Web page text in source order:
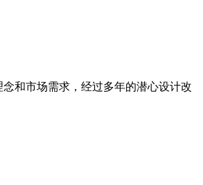
和市场需求，经过多年的潜心设计改